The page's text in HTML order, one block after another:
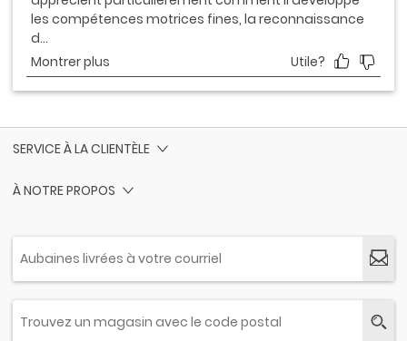
SERVICE À LA CLIENTÈLE
À NOTRE PROPOS